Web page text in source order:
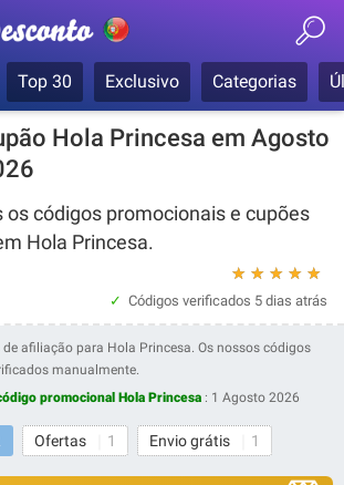
Top 30 Exclusivo Categorias
Hola Princesa em Agosto
os códigos promocionais e cupões
Hola Princesa.
★
★
★
★
★
Códigos verificados 5 dias atrás
afiliação para Hola Princesa. Os nossos códigos
manualmente.
promocional Hola Princesa : 1 Agosto 2026
Ofertas 1 Envio grátis 1